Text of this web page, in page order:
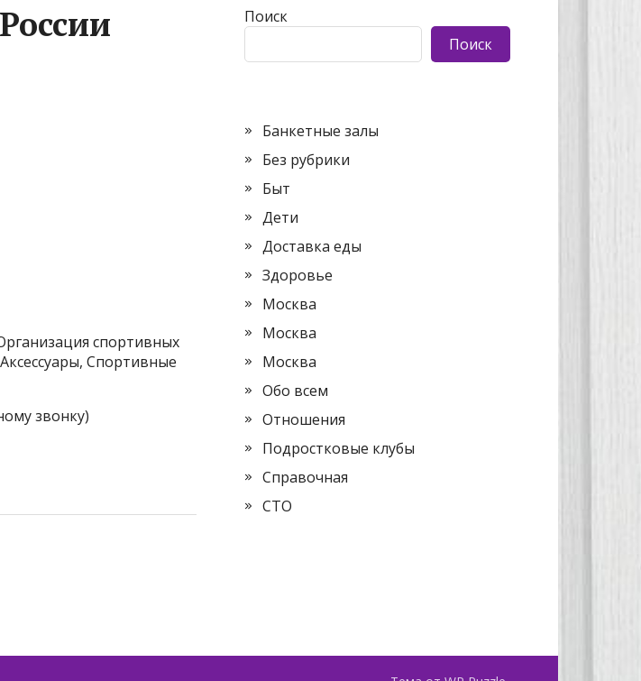
спортивных
Спортивные
звонку)
Поиск
Поиск
Банкетные залы
Без рубрики
Быт
Дети
Доставка еды
Здоровье
Москва
Москва
Москва
Обо всем
Отношения
Подростковые клубы
Справочная
СТО